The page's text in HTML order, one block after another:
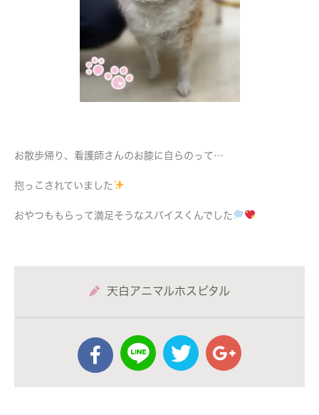
お散歩帰り、看護師さんのお膝に自らのって…
抱っこされていました
おやつももらって満足そうなスパイスくんでした
天白アニマルホスピタル